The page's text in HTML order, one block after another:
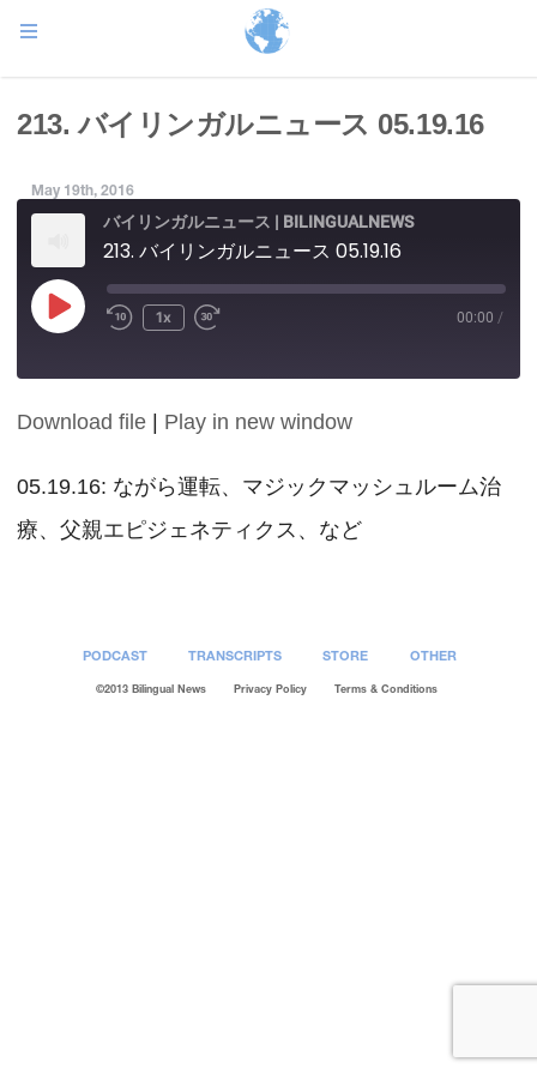
213. バイリンガルニュース 05.19.16
May 19th, 2016
バイリンガルニュース | BILINGUALNEWS
213. バイリンガルニュース 05.19.16
Play
Episode
1x 00:00 /
SHARE
LINK
EMBED
Download file Play in new window
05.19.16: ながら運転、マジックマッシュルーム治
療、父親エピジェネティクス、など
PODCAST TRANSCRIPTS STORE OTHER
©2013 Bilingual News Privacy Policy Terms & Conditions